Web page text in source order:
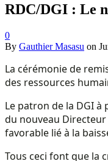
RDC/DGI : Le
0
By Gauthier Masasu on
La cérémonie de
des ressources
Le patron de la DGI à
du nouveau Directeur
favorable lié à la
Tous ceci font que la